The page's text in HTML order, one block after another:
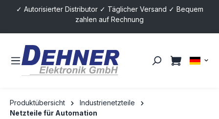
springen
✓ Autorisierter Distributor ✓ Täglicher Versand ✓ Bequem
zahlen auf Rechnung
Produktübersicht
Industrienetzteile
Netzteile für Automation